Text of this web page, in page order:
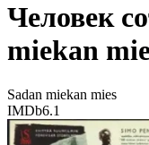
Человек
miekan
Sadan miekan mies
IMDb6.1